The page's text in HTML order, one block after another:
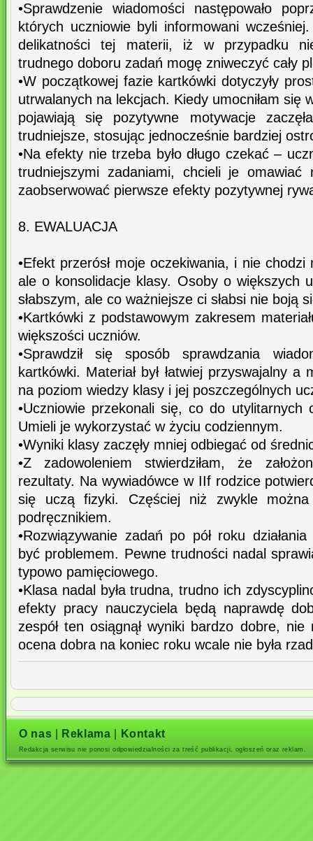
•Sprawdzenie wiadomości następowało
których uczniowie byli informowani
delikatności tej materii, iż w przypadku
trudnego doboru zadań mogę zniweczyć cały
•W początkowej fazie kartkówki dotyczyły
utrwalanych na lekcjach. Kiedy umocniłam się
pojawiają się pozytywne motywacje
trudniejsze, stosując jednocześnie bardziej
•Na efekty nie trzeba było długo czekać –
trudniejszymi zadaniami, chcieli je omawiać
zaobserwować pierwsze efekty pozytywnej
8. EWALUACJA
•Efekt przerósł moje oczekiwania, i nie
ale o konsolidacje klasy. Osoby o większych
słabszym, ale co ważniejsze ci słabsi nie boją
•Kartkówki z podstawowym zakresem
większości uczniów.
•Sprawdził się sposób sprawdzania
kartkówki. Materiał był łatwiej przyswajalny a
na poziom wiedzy klasy i jej poszczególnych
•Uczniowie przekonali się, co do utylitarnych
Umieli je wykorzystać w życiu codziennym.
•Wyniki klasy zaczęły mniej odbiegać od
•Z zadowoleniem stwierdziłam, że
rezultaty. Na wywiadówce w IIf rodzice
się uczą fizyki. Częściej niż zwykle
podręcznikiem.
•Rozwiązywanie zadań po pół roku
być problemem. Pewne trudności nadal
typowo pamięciowego.
•Klasa nadal była trudna, trudno ich
efekty pracy nauczyciela będą naprawdę
zespół ten osiągnął wyniki bardzo dobre,
ocena dobra na koniec roku wcale nie była
O nas Reklama Kontakt
Redakcja serwisu nie ponosi odpowiedzialności za treść publikacji, ogłoszeń oraz reklam.